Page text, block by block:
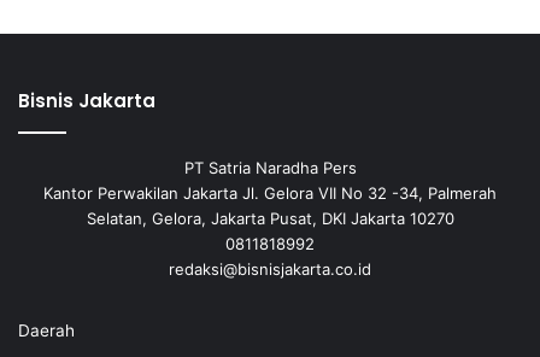
Bisnis Jakarta
PT Satria Naradha Pers
Kantor Perwakilan Jakarta Jl. Gelora VII No 32 -34, Palmerah
Selatan, Gelora, Jakarta Pusat, DKI Jakarta 10270
0811818992
redaksi@bisnisjakarta.co.id
Daerah